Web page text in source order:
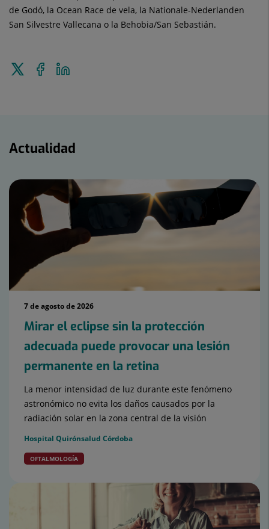
de Godó, la Ocean Race de vela, la Nationale-Nederlanden
San Silvestre Vallecana o la Behobia/San Sebastián.
Enviar
Compartir
en
Actualidad
7 de agosto de 2026
Mirar el eclipse sin la protección
adecuada puede provocar una lesión
permanente en la retina
La menor intensidad de luz durante este fenómeno
astronómico no evita los daños causados por la
radiación solar en la zona central de la visión
Hospital Quirónsalud Córdoba
OFTALMOLOGÍA